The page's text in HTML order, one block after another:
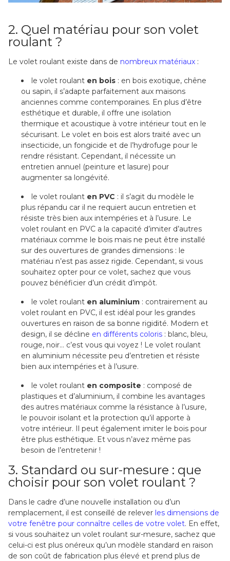
2. Quel matériau pour son volet
roulant ?
Le volet roulant existe dans de nombreux matériaux :
le volet roulant en bois : en bois exotique, chêne
ou sapin, il s’adapte parfaitement aux maisons
anciennes comme contemporaines. En plus d’être
esthétique et durable, il offre une isolation
thermique et acoustique à votre intérieur tout en le
sécurisant. Le volet en bois est alors traité avec un
insecticide, un fongicide et de l’hydrofuge pour le
rendre résistant. Cependant, il nécessite un
entretien annuel (peinture et lasure) pour
augmenter sa longévité.
le volet roulant en PVC : il s’agit du modèle le
plus répandu car il ne requiert aucun entretien et
résiste très bien aux intempéries et à l’usure. Le
volet roulant en PVC a la capacité d’imiter d’autres
matériaux comme le bois mais ne peut être installé
sur des ouvertures de grandes dimensions : le
matériau n’est pas assez rigide. Cependant, si vous
souhaitez opter pour ce volet, sachez que vous
pouvez bénéficier d’un crédit d’impôt.
le volet roulant en aluminium : contrairement au
volet roulant en PVC, il est idéal pour les grandes
ouvertures en raison de sa bonne rigidité. Modern et
design, il se décline en différents coloris : blanc, bleu,
rouge, noir… c’est vous qui voyez ! Le volet roulant
en aluminium nécessite peu d’entretien et résiste
bien aux intempéries et à l’usure.
le volet roulant en composite : composé de
plastiques et d’aluminium, il combine les avantages
des autres matériaux comme la résistance à l’usure,
le pouvoir isolant et la protection qu’il apporte à
votre intérieur. Il peut également imiter le bois pour
être plus esthétique. Et vous n’avez même pas
besoin de l’entretenir !
3. Standard ou sur-mesure : que
choisir pour son volet roulant ?
Dans le cadre d’une nouvelle installation ou d’un
remplacement, il est conseillé de relever les dimensions de
votre fenêtre pour connaître celles de votre volet. En effet,
si vous souhaitez un volet roulant sur-mesure, sachez que
celui-ci est plus onéreux qu’un modèle standard en raison
de son coût de fabrication plus élevé et prend plus de